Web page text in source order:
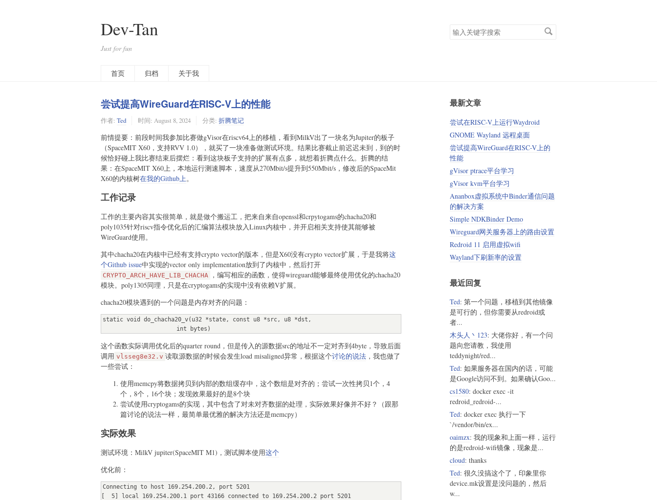
Dev-Tan
Just for fun
搜
索
首页 归档 关于我
尝试提高WireGuard在RISC-V上的性能
作者: Ted 时间: August 8, 2024 分类: 折腾笔记
前情提要：前段时间我参加比赛做gVisor在riscv64上的移植，看到MilkV出了一块名为Jupiter的板子
（SpaceMIT X60，支持RVV 1.0），就买了一块准备做测试环境。结果比赛截止前迟迟未到，到的时
候恰好碰上我比赛结束后摆烂：看到这块板子支持的扩展有点多，就想着折腾点什么。折腾的结
果：在SpaceMIT X60上，本地运行测速脚本，速度从270Mbit/s提升到550Mbit/s，修改后的SpaceMit
X60的内核树在我的Github上。
工作记录
工作的主要内容其实很简单，就是做个搬运工，把来自来自openssl和crpytogams的chacha20和
poly1035针对riscv指令优化后的汇编算法模块放入Linux内核中，并开启相关支持使其能够被
WireGuard使用。
其中chacha20在内核中已经有支持crypto vector的版本，但是X60没有crypto vector扩展，于是我将这
个Github issue中实现的vector only implementation放到了内核中，然后打开
CRYPTO_ARCH_HAVE_LIB_CHACHA
，编写相应的函数，使得wireguard能够最终使用优化的chacha20
模块。poly1305同理，只是在cryptogams的实现中没有依赖V扩展。
chacha20模块遇到的一个问题是内存对齐的问题：
static void do_chacha20_v(u32 *state, const u8 *src, u8 *dst,
                      int bytes)
这个函数实际调用优化后的quarter round，但是传入的源数据src的地址不一定对齐到4byte，导致后面
调用 vlsseg8e32.v 读取源数据的时候会发生load misaligned异常，根据这个讨论的说法 ，我也做了
一些尝试：
使用memcpy将数据拷贝到内部的数组缓存中，这个数组是对齐的；尝试一次性拷贝1个，4
个，8个，16个块；发现效果最好的是8个块
尝试使用cryptogams的实现，其中包含了对未对齐数据的处理，实际效果好像并不好？（跟那
篇讨论的说法一样，最简单最优雅的解决方法还是memcpy）
实际效果
测试环境：MilkV jupiter(SpaceMIT M1)，测试脚本使用这个
优化前：
Connecting to host 169.254.200.2, port 5201
[  5] local 169.254.200.1 port 43166 connected to 169.254.200.2 port 5201
最新文章
尝试在RISC-V上运行Waydroid
GNOME Wayland 远程桌面
尝试提高WireGuard在RISC-V上的
性能
gVisor ptrace平台学习
gVisor kvm平台学习
Ananbox虚拟系统中Binder通信问题
的解决方案
Simple NDKBinder Demo
Wireguard网关服务器上的路由设置
Redroid 11 启用虚拟wifi
Wayland下刷新率的设置
最近回复
Ted: 第一个问题，移植到其他镜像
是可行的，但你需要从redroid或
者...
木头人丶123: 大佬你好，有一个问
题向您请教，我使用
teddynight/red...
Ted: 如果服务器在国内的话，可能
是Google访问不到。如果确认Goo...
cs1580: docker exec -it
redroid_redroid-...
Ted: docker exec 执行一下
`/vendor/bin/ex...
oaimzx: 我的现象和上面一样，运行
的是redroid-wifi镜像，现象是...
cloud: thanks
Ted: 很久没搞这个了，印象里你
device.mk设置是没问题的，然后
w...